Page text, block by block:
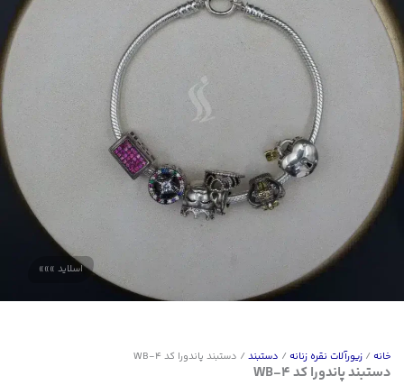
خانه / زیورآلات نقره زنانه / دستبند / دستبند پاندورا کد WB-4
دستبند پاندورا کد WB-4